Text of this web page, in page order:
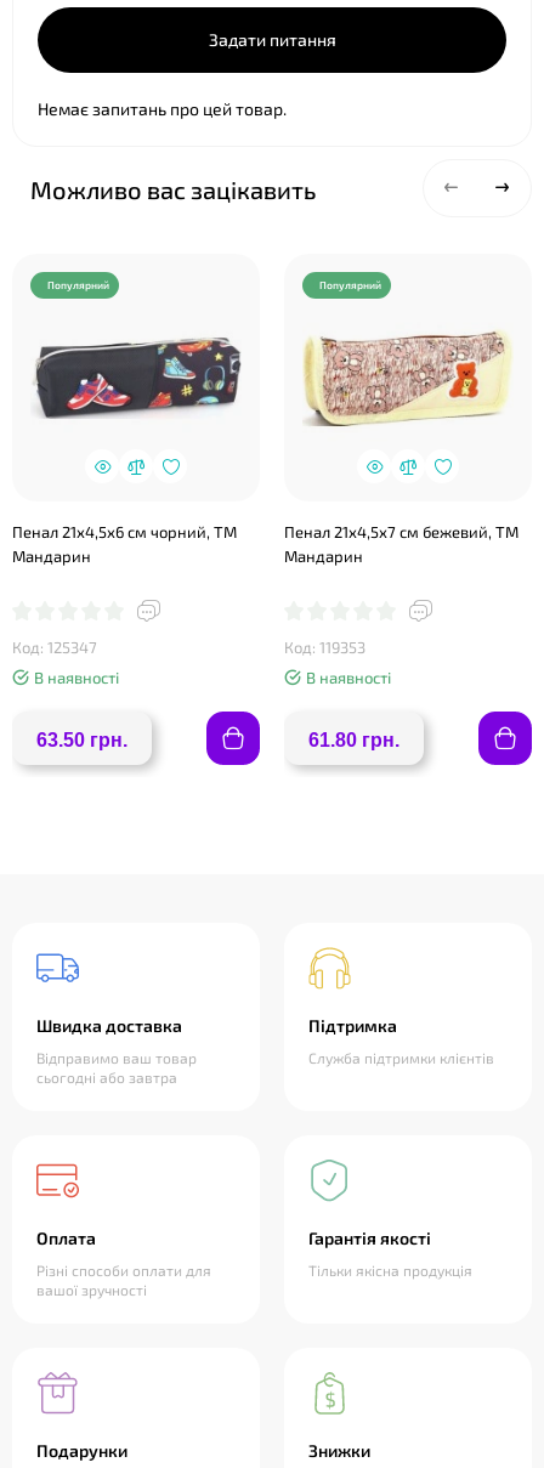
Задати питання
Немає запитань про цей товар.
Можливо вас зацікавить
Популярний
Пенал 21х4,5х6 см чорний, ТМ
Мандарин
Код: 125347
В наявності
63.50 грн.
Популярний
Пенал 21х4,5х7 см бежевий, ТМ
Мандарин
Код: 119353
В наявності
61.80 грн.
Швидка доставка
Відправимо ваш товар
сьогодні або завтра
Підтримка
Служба підтримки клієнтів
Оплата
Різні способи оплати для
вашої зручності
Гарантія якості
Тільки якісна продукція
Подарунки Знижки